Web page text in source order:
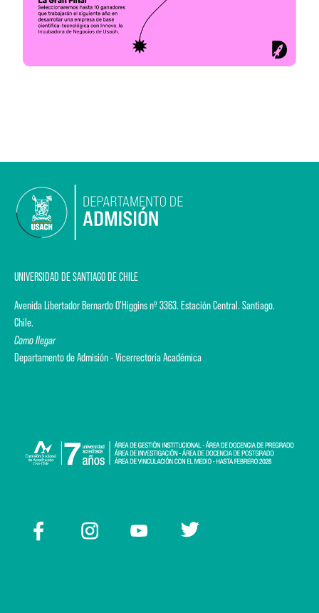
UNIVERSIDAD DE SANTIAGO DE CHILE
Avenida Libertador Bernardo O'Higgins nº 3363. Estación Central. Santiago.
Chile.
Como llegar
Departamento de Admisión - Vicerrectoría Académica